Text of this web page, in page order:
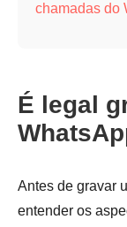
chamadas do
É legal
Antes de gravar
entender os